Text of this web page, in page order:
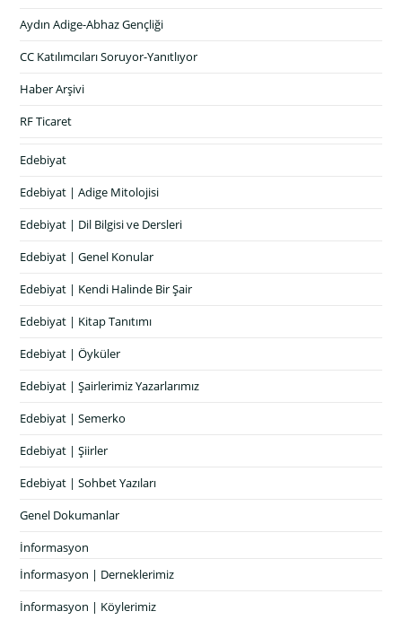
Aydın Adige-Abhaz Gençliği
CC Katılımcıları Soruyor-Yanıtlıyor
Haber Arşivi
RF Ticaret
Edebiyat
Edebiyat | Adige Mitolojisi
Edebiyat | Dil Bilgisi ve Dersleri
Edebiyat | Genel Konular
Edebiyat | Kendi Halinde Bir Şair
Edebiyat | Kitap Tanıtımı
Edebiyat | Öyküler
Edebiyat | Şairlerimiz Yazarlarımız
Edebiyat | Semerko
Edebiyat | Şiirler
Edebiyat | Sohbet Yazıları
Genel Dokumanlar
İnformasyon
İnformasyon | Derneklerimiz
İnformasyon | Köylerimiz